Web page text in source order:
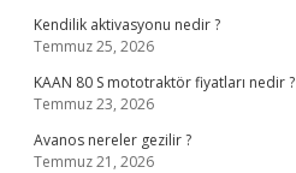
Kendilik aktivasyonu nedir ?
Temmuz 25, 2026
KAAN 80 S mototraktör fiyatları nedir ?
Temmuz 23, 2026
Avanos nereler gezilir ?
Temmuz 21, 2026